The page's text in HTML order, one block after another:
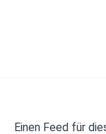
Einen Feed für